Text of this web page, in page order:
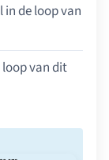
de loop van
van dit